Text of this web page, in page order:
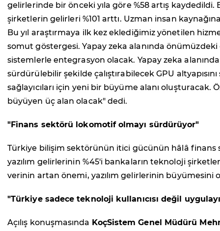
gelirlerinde bir önceki yıla göre %58 artış
şirketlerin gelirleri %101 arttı. Uzman insan
Bu yıl araştırmaya ilk kez eklediğimiz yönetilen
somut göstergesi. Yapay zeka alanında
sistemlerle entegrasyon olacak. Yapay zeka
sürdürülebilir şekilde çalıştırabilecek GPU
sağlayıcıları için yeni bir büyüme alanı
büyüyen üç alan olacak" dedi.
"Finans sektörü lokomotif olmayı sürdürüyor"
Türkiye bilişim sektörünün itici gücünün hâlâ
yazılım gelirlerinin %45'i bankaların teknoloji
verinin artan önemi, yazılım gelirlerinin
"Türkiye sadece teknoloji kullanıcısı değil
Açılış konuşmasında KoçSistem Genel Müdürü